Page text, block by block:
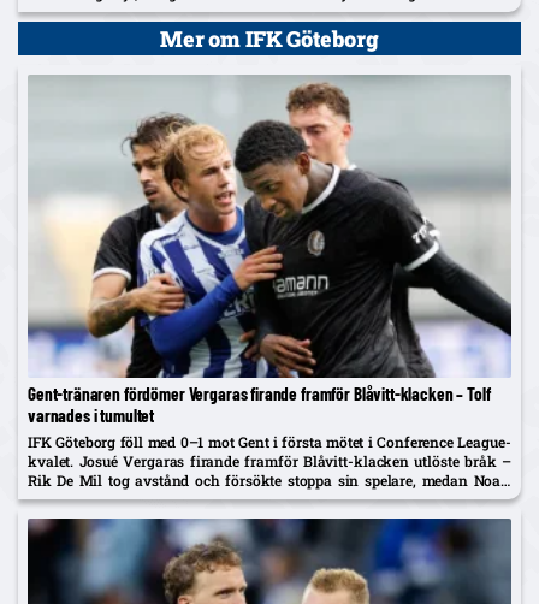
Mer om IFK Göteborg
Gent-tränaren fördömer Vergaras firande framför Blåvitt-klacken – Tolf
varnades i tumultet
IFK Göteborg föll med 0–1 mot Gent i första mötet i Conference League-
kvalet. Josué Vergaras firande framför Blåvitt-klacken utlöste bråk –
Rik De Mil tog avstånd och försökte stoppa sin spelare, medan Noah
Tolf varnades och Erlingmark sågar domarinsatsen.